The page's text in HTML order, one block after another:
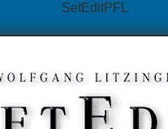
SetEditPFL